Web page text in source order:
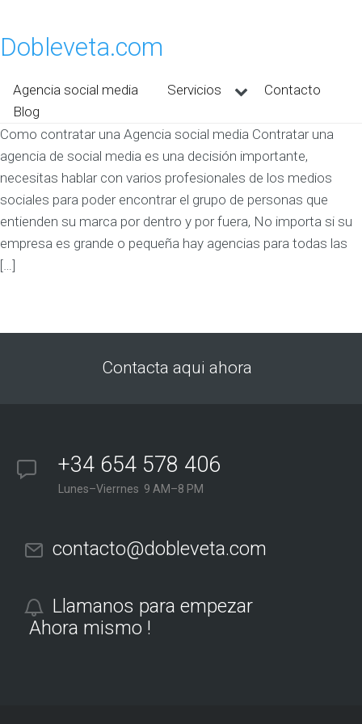
Dobleveta.com
Agencia social media Servicios
Contacto
Blog
Como contratar una Agencia social media Contratar una
agencia de social media es una decisión importante,
necesitas hablar con varios profesionales de los medios
sociales para poder encontrar el grupo de personas que
entienden su marca por dentro y por fuera, No importa si su
empresa es grande o pequeña hay agencias para todas las
[…]
Contacta aqui ahora
+34 654 578 406
Lunes–Vierrnes 9 AM–8 PM
contacto@dobleveta.com
Llamanos para empezar
Ahora mismo !